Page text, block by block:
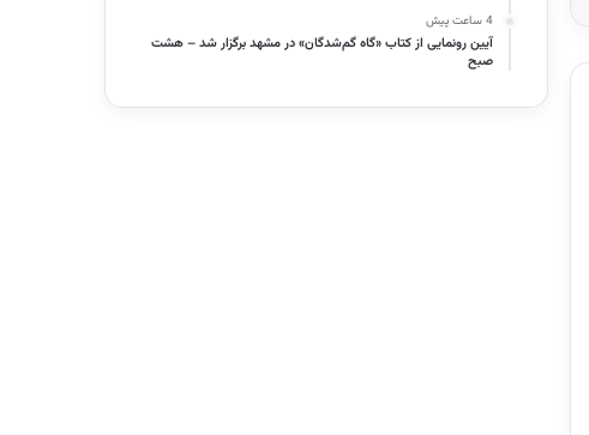
4 ساعت پیش
آیین رونمایی از کتاب «گاه گم‌شدگان» در مشهد برگزار شد – هشت
صبح